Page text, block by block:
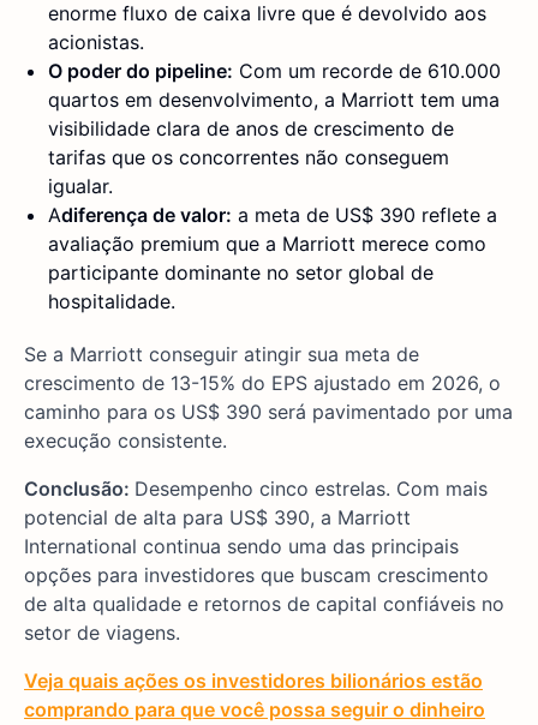
enorme fluxo de caixa livre que é devolvido aos
acionistas.
O poder do pipeline: Com um recorde de 610.000
quartos em desenvolvimento, a Marriott tem uma
visibilidade clara de anos de crescimento de
tarifas que os concorrentes não conseguem
igualar.
Adiferença de valor: a meta de US$ 390 reflete a
avaliação premium que a Marriott merece como
participante dominante no setor global de
hospitalidade.
Se a Marriott conseguir atingir sua meta de
crescimento de 13-15% do EPS ajustado em 2026, o
caminho para os US$ 390 será pavimentado por uma
execução consistente.
Conclusão: Desempenho cinco estrelas. Com mais
potencial de alta para US$ 390, a Marriott
International continua sendo uma das principais
opções para investidores que buscam crescimento
de alta qualidade e retornos de capital confiáveis no
setor de viagens.
Veja quais ações os investidores bilionários estão
comprando para que você possa seguir o dinheiro